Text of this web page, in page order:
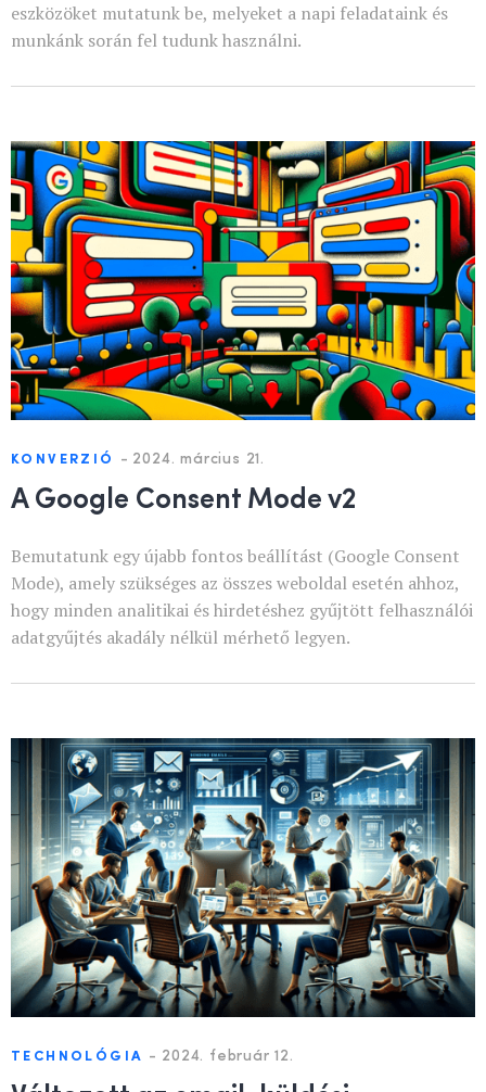
eszközöket mutatunk be, melyeket a napi feladataink és
munkánk során fel tudunk használni.
KONVERZIÓ - 2024. március 21.
A Google Consent Mode v2
Bemutatunk egy újabb fontos beállítást (Google Consent
Mode), amely szükséges az összes weboldal esetén ahhoz,
hogy minden analitikai és hirdetéshez gyűjtött felhasználói
adatgyűjtés akadály nélkül mérhető legyen.
TECHNOLÓGIA - 2024. február 12.